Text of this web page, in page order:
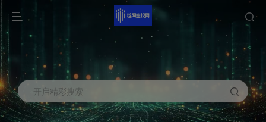
开启精彩搜索